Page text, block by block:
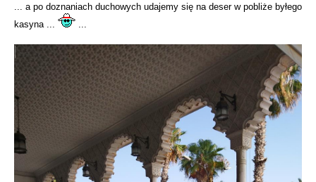
... a po doznaniach duchowych udajemy się na deser w pobliże byłego
kasyna ...